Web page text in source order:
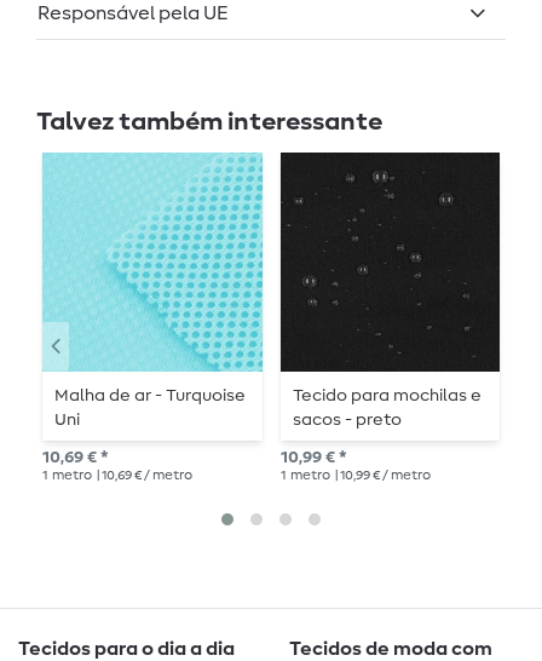
Responsável pela UE
Talvez também interessante
Malha de ar - Turquoise
Uni
10,69 € *
1 metro | 10,69 € / metro
Tecido para mochilas e
sacos - preto
10,99 € *
1 metro | 10,99 € / metro
Tecidos para o dia a dia
Tecidos de moda com